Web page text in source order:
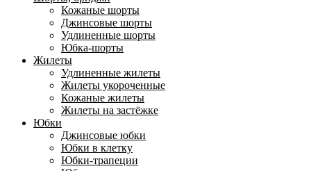
Кожаные шорты
Джинсовые шорты
Удлиненные шорты
Юбка-шорты
Жилеты
Удлиненные жилеты
Жилеты укороченные
Кожаные жилеты
Жилеты на застёжке
Юбки
Джинсовые юбки
Юбки в клетку
Юбки-трапеции